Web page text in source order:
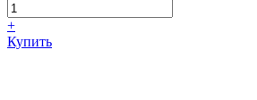
+
Купить